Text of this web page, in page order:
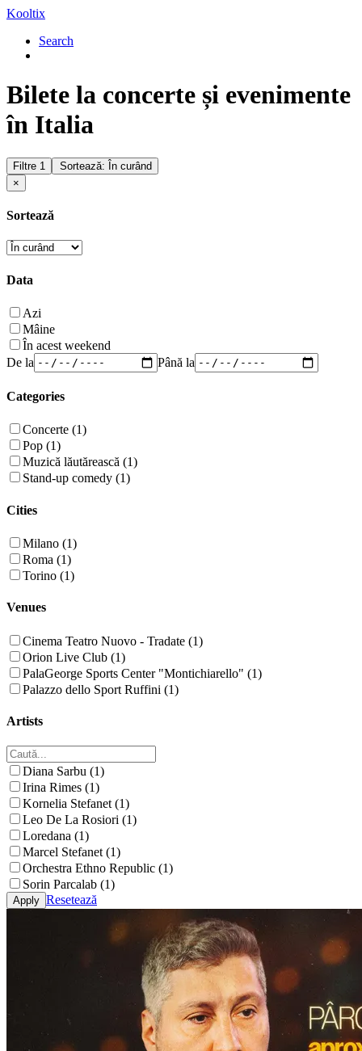
Kooltix
Search
Bilete la concerte și evenimente
în Italia
Filtre 1
Sortează: În curând
×
Sortează
Data
Azi
Mâine
În acest weekend
De la
Până la
Categories
Concerte (1)
Pop (1)
Muzică lăutărească (1)
Stand-up comedy (1)
Cities
Milano (1)
Roma (1)
Torino (1)
Venues
Cinema Teatro Nuovo - Tradate (1)
Orion Live Club (1)
PalaGeorge Sports Center "Montichiarello" (1)
Palazzo dello Sport Ruffini (1)
Artists
Diana Sarbu (1)
Irina Rimes (1)
Kornelia Stefanet (1)
Leo De La Rosiori (1)
Loredana (1)
Marcel Stefanet (1)
Orchestra Ethno Republic (1)
Sorin Parcalab (1)
Resetează